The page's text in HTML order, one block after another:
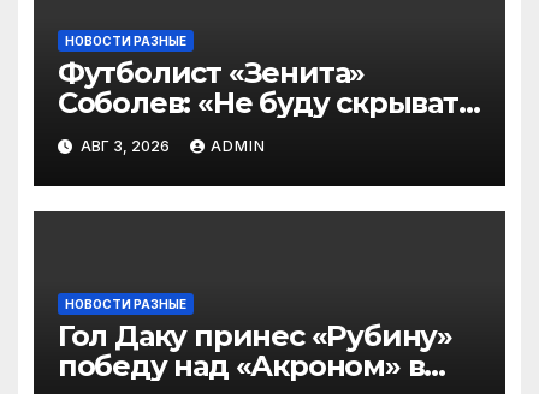
НОВОСТИ РАЗНЫЕ
Футболист «Зенита»
Соболев: «Не буду скрывать
— в Оренбурге всегда
тяжело играть»
АВГ 3, 2026 ADMIN
НОВОСТИ РАЗНЫЕ
Гол Даку принес «Рубину»
победу над «Акроном» в